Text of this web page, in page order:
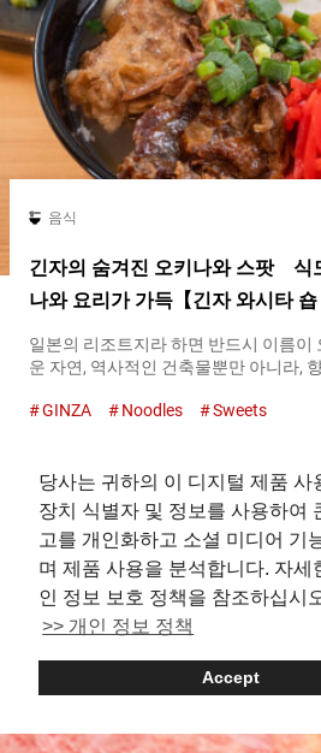
당사는 귀하의 이 디지털 제품 사
장치 식별자 및 정보를 사용하여
고를 개인화하고 소셜 미디어 기
며 제품 사용을 분석합니다. 자세
인 정보 보호 정책을 참조하십시
>> 개인 정보 정책
Accept
음식
긴자의 숨겨진 오키나와 스팟 식
나와 요리가 가득【긴자 와시타 숍
일본의 리조트지라 하면 반드시 이름이
운 자연, 역사적인 건축물뿐만 아니라,
가까운 역으로 하는 『긴자 와시타 숍
수 있는 스팟입니다. 테이크아웃도 가
단한 음식도 즐길 수 있습니다. 『긴자
Washita Shop Honten）』에서 판매
오키나와의 스트리트 푸드를 즐길 수
（Ginza Washita Shop Honten）』 오
로 판매하는 『긴자 와시타 숍 본점（
Honten）』에서는, 푸드 에리어를 병
이지만 요리의 품목은 풍부합니다. 그
키나와의 스트리트 푸드입니다. 오키나
다기（Sata Andagi）』 밀가루, 설탕,
『사타안다기（Sata Andagi）』는 오
GINZA Noodles Sweets